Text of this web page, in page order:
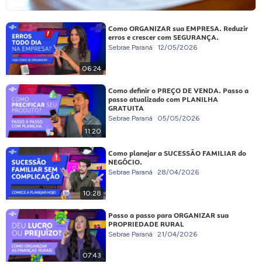
06:24
Como ORGANIZAR sua EMPRESA. Reduzir
erros e crescer com SEGURANÇA.
Sebrae Paraná 12/05/2026
11:20
Como definir o PREÇO DE VENDA. Passo a
passo atualizado com PLANILHA
GRATUITA
Sebrae Paraná 05/05/2026
10:28
Como planejar a SUCESSÃO FAMILIAR do
NEGÓCIO.
Sebrae Paraná 28/04/2026
07:43
Passo a passo para ORGANIZAR sua
PROPRIEDADE RURAL
Sebrae Paraná 21/04/2026